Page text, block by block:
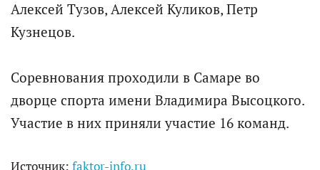
Алексей Тузов, Алексей Куликов, Петр
Кузнецов.
Соревнования проходили в Самаре во
дворце спорта имени Владимира Высоцкого.
Участие в них приняли участие 16 команд.
Источник: faktor-info.ru